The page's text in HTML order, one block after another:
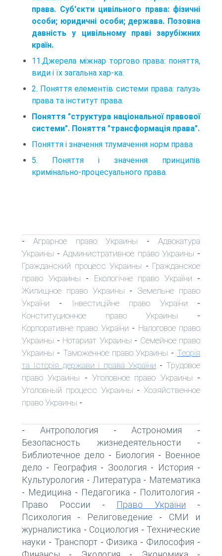
права. Суб'єкти цивільного права: фізичні
особи; юридичні особи; держава. Позовна
давність у цивільному праві зарубіжних
країн.
11.Джерела міжнар торгово права: поняття,
види і їх загальна хар-ка.
2. Поняття елементів системи права: галузь
права та інститут права.
Поняття "структура національної правової
системи". Поняття "трансформація права".
Поняття і значення тлумачення норм права
5. Поняття і значення принципів
кримінально-процесуального права.
-Аграрное право Украины -Адвокатура
Украины -Административное право Украины -
Гражданский процесс Украины - Гражданское
право Украины - Екологічне право України -
Жилищное право Украины - Земельне право
України - Інвестиційне право України -
Конституционное право Украины -
Корпоративне право України - Налоговое право
Украины - Нотариат Украины - Семейное право
Украины - Таможенное право Украины - Теорія
та Історія держави і права України - Трудовое
право Украины -Уголовное право Украины -
Уголовный процесс Украины - Хозяйственное
право Украины -
- Антропология -Астрономия -
Безопасность жизнедеятельности -
Библиотечное дело - Биология - Военное
дело - География - Зоология - История -
Культурология - Литература - Математика
- Медицина - Педагогика - Политология -
Право России - Право України -
Психология - Религоведение - СМИ и
журналистика - Социология - Технические
науки - Транспорт- Физика - Философия -